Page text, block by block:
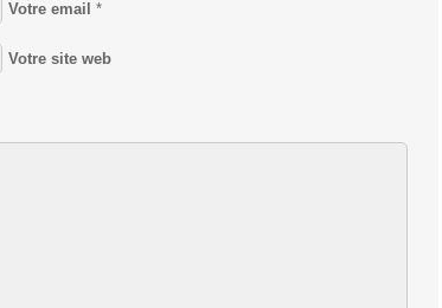
Votre email *
Votre site web